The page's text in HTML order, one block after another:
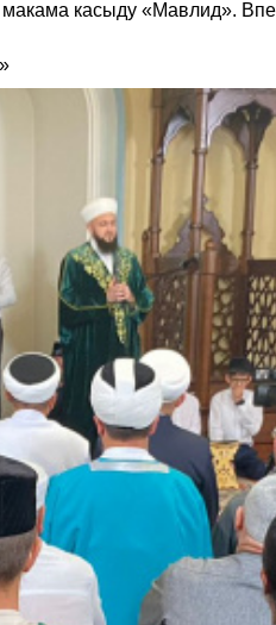
касыду «Мавлид».